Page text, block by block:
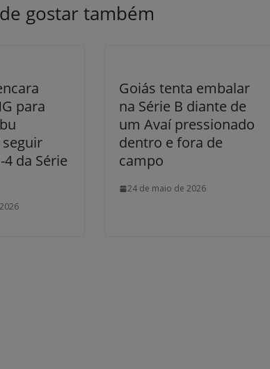
gostar também
para
da Série
Goiás tenta embalar
na Série B diante de
um Avaí pressionado
dentro e fora de
campo
24 de maio de 2026